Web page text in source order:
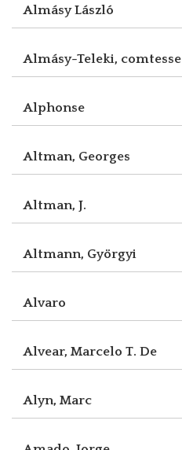
Almásy László
Almásy-Teleki, comtesse
Alphonse
Altman, Georges
Altman, J.
Altmann, Györgyi
Alvaro
Alvear, Marcelo T. De
Alyn, Marc